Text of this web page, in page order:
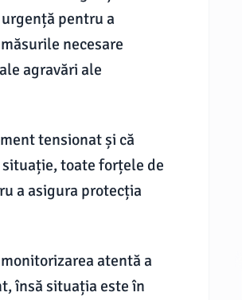
pentru a
necesare
agravări ale
tensionat și că
toate forțele de
a asigura protecția
atentă a
însă situația este în